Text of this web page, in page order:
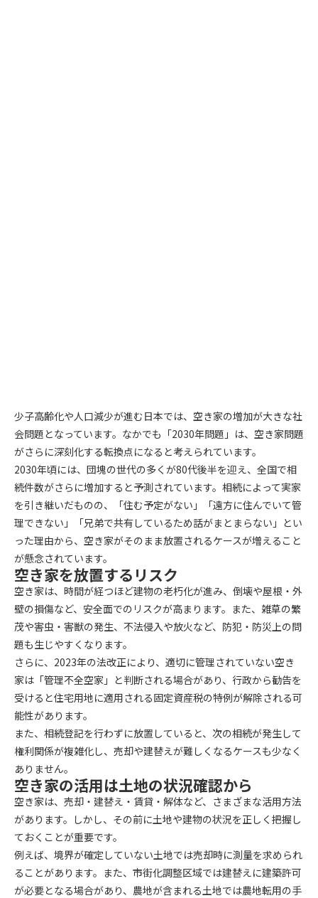
少子高齢化や人口減少が進む日本では、空き家の増加が大きな社
会問題となっています。なかでも「2030年問題」は、空き家問題
がさらに深刻化する転換点になると考えられています。
2030年頃には、団塊の世代の多くが80代後半を迎え、全国で相
続件数がさらに増加すると予測されています。相続によって実家
を引き継いだものの、「住む予定がない」「遠方に住んでいて管
理できない」「兄弟で共有しているため話がまとまらない」とい
った理由から、空き家がそのまま放置されるケースが増えること
が懸念されています。
空き家を放置するリスク
空き家は、時間が経つほど建物の老朽化が進み、倒壊や屋根・外
壁の損傷など、安全面でのリスクが高まります。また、雑草の繁
茂や害虫・害獣の発生、不法侵入や放火など、防犯・防災上の問
題も生じやすくなります。
さらに、2023年の法改正により、適切に管理されていない空き
家は「管理不全空家」と判断される場合があり、行政から勧告を
受けると住宅用地に適用される固定資産税の特例が解除される可
能性があります。
また、相続登記を行わずに放置していると、次の相続が発生して
権利関係が複雑化し、売却や建替えが難しくなるケースも少なく
ありません。
空き家の活用は土地の状況確認から
空き家は、売却・建替え・賃貸・解体など、さまざまな活用方法
があります。しかし、その前に土地や建物の状況を正しく把握し
ておくことが重要です。
例えば、境界が確定していない土地では売却時に測量を求められ
ることがあります。また、市街化調整区域では建替えに建築許可
が必要となる場合があり、農地が含まれる土地では農地転用の手